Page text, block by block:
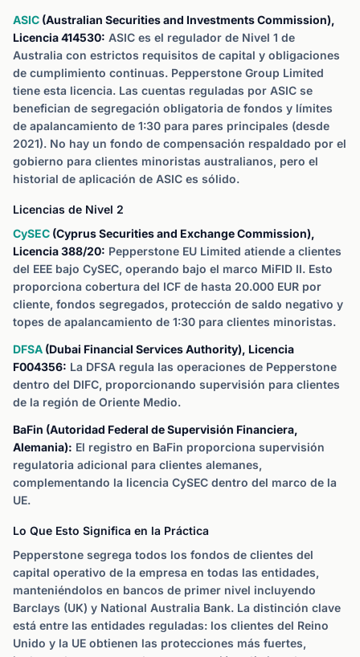
ASIC (Australian Securities and Investments Commission),
Licencia 414530: ASIC es el regulador de Nivel 1 de
Australia con estrictos requisitos de capital y obligaciones
de cumplimiento continuas. Pepperstone Group Limited
tiene esta licencia. Las cuentas reguladas por ASIC se
benefician de segregación obligatoria de fondos y límites
de apalancamiento de 1:30 para pares principales (desde
2021). No hay un fondo de compensación respaldado por el
gobierno para clientes minoristas australianos, pero el
historial de aplicación de ASIC es sólido.
Licencias de Nivel 2
CySEC (Cyprus Securities and Exchange Commission),
Licencia 388/20: Pepperstone EU Limited atiende a clientes
del EEE bajo CySEC, operando bajo el marco MiFID II. Esto
proporciona cobertura del ICF de hasta 20.000 EUR por
cliente, fondos segregados, protección de saldo negativo y
topes de apalancamiento de 1:30 para clientes minoristas.
DFSA (Dubai Financial Services Authority), Licencia
F004356: La DFSA regula las operaciones de Pepperstone
dentro del DIFC, proporcionando supervisión para clientes
de la región de Oriente Medio.
BaFin (Autoridad Federal de Supervisión Financiera,
Alemania): El registro en BaFin proporciona supervisión
regulatoria adicional para clientes alemanes,
complementando la licencia CySEC dentro del marco de la
UE.
Lo Que Esto Significa en la Práctica
Pepperstone segrega todos los fondos de clientes del
capital operativo de la empresa en todas las entidades,
manteniéndolos en bancos de primer nivel incluyendo
Barclays (UK) y National Australia Bank. La distinción clave
está entre las entidades reguladas: los clientes del Reino
Unido y la UE obtienen las protecciones más fuertes,